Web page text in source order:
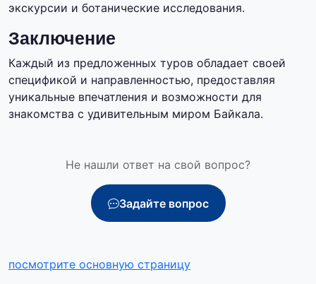
экскурсии и ботанические исследования.
Заключение
Каждый из предложенных туров обладает своей
спецификой и направленностью, предоставляя
уникальные впечатления и возможности для
знакомства с удивительным миром Байкала.
Не нашли ответ на свой вопрос?
Задайте вопрос
посмотрите основную страницу